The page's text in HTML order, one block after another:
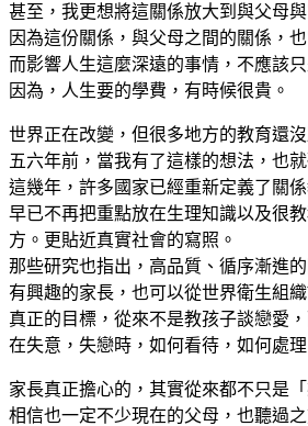
甚至，我更想將這關係放大到與父母
因為這份關係，與父母之間的關係，
而影響人生這麼深遠的事情，不應該
因為，人生要的學費，有時候很貴。
世界正在改變，但很多地方的教育還沒
五六年前，當我有了這樣的想法，也
這幾年，許多國家已經重新定義了關
早已不再把重點放在生理知識以及很
方。更貼近真實社會的寫照。
那些研究也指出，高品質、循序漸進
有興趣的家長，也可以從世界衛生組
真正的目標，從來不是教孩子談戀愛
在失意，失戀時，如何看待，如何處
家長真正擔心的，其實從來都不只是「
相信也一定不少現在的父母，也聽過